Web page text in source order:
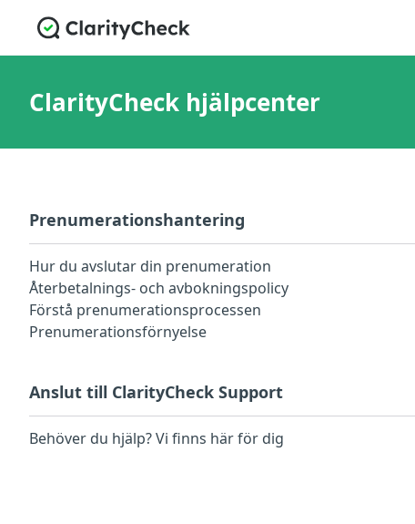
ClarityCheck hjälpcenter
Prenumerationshantering
Hur du avslutar din prenumeration
Återbetalnings- och avbokningspolicy
Förstå prenumerationsprocessen
Prenumerationsförnyelse
Anslut till ClarityCheck Support
Behöver du hjälp? Vi finns här för dig